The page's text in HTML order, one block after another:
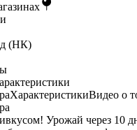
(НК)
ХарактеристикиВидео о
Урожай через 10